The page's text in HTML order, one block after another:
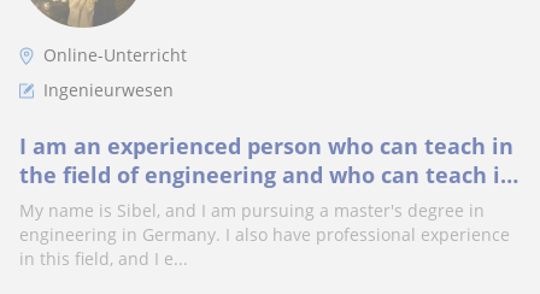
Online-Unterricht
Ingenieurwesen
I am an experienced person who can teach in
the field of engineering and who can teach in
Turkish as my native language.
My name is Sibel, and I am pursuing a master's degree in
engineering in Germany. I also have professional experience
in this field, and I e...